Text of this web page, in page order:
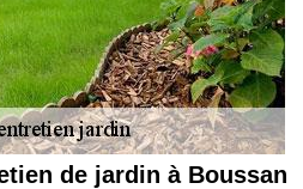
de jardin à Boussan